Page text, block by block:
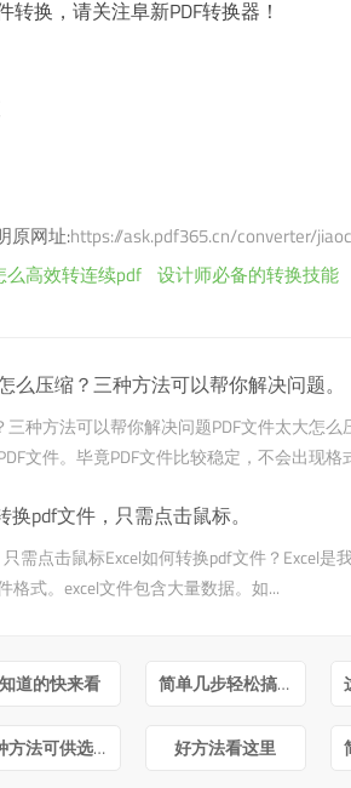
转换，请关注阜新PDF转换器！
原网址:https://ask.pdf365.cn/converter/
么高效转连续pdf 设计师必备的转换技能
么压缩？三种方法可以帮你解决问题。
三种方法可以帮你解决问题PDF文件太大怎
文件。毕竟PDF文件比较稳定，不会出现格
换pdf文件，只需点击鼠标。
需点击鼠标Excel如何转换pdf文件？Excel是
格式。excel文件包含大量数据。如...
道的快来看 简单几步轻松搞定
两种方法可供选择 好方法看这里